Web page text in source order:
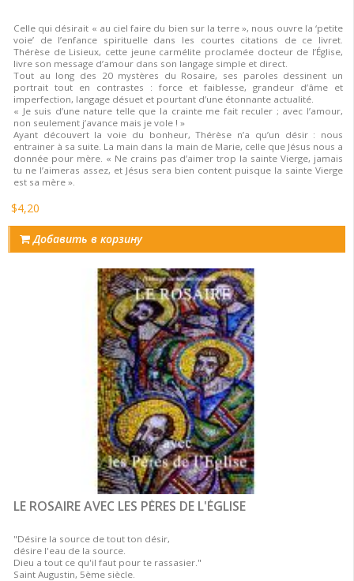
Celle qui désirait « au ciel faire du bien sur la terre », nous ouvre la ‘petite
voie’ de l’enfance spirituelle dans les courtes citations de ce livret.
Thérèse de Lisieux, cette jeune carmélite proclamée docteur de l’Église,
livre son message d’amour dans son langage simple et direct.
Tout au long des 20 mystères du Rosaire, ses paroles dessinent un
portrait tout en contrastes : force et faiblesse, grandeur d’âme et
imperfection, langage désuet et pourtant d’une étonnante actualité.
« Je suis d’une nature telle que la crainte me fait reculer ; avec l’amour,
non seulement j’avance mais je vole ! »
Ayant découvert la voie du bonheur, Thérèse n’a qu’un désir : nous
entrainer à sa suite. La main dans la main de Marie, celle que Jésus nous a
donnée pour mère. « Ne crains pas d’aimer trop la sainte Vierge, jamais
tu ne l’aimeras assez, et Jésus sera bien content puisque la sainte Vierge
est sa mère ».
$4,20
Добавить в корзину
LE ROSAIRE AVEC LES PÈRES DE L'ÉGLISE
"Désire la source de tout ton désir,
désire l'eau de la source.
Dieu a tout ce qu'il faut pour te rassasier."
Saint Augustin, 5ème siècle.